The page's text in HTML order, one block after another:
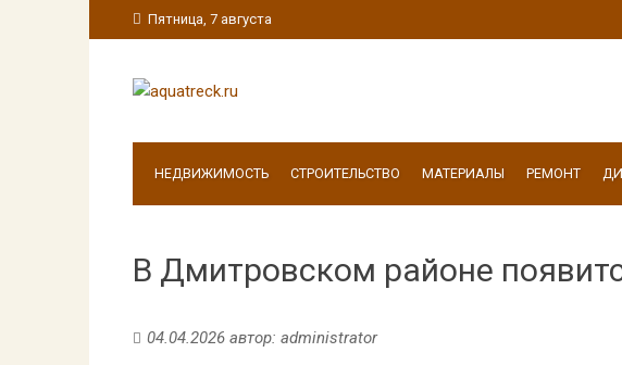
Пятница, 7 августа
НЕДВИЖИМОСТЬ СТРОИТЕЛЬСТВО МАТЕРИАЛЫ РЕМОНТ
В Дмитровском районе
04.04.2026 автор: administrator